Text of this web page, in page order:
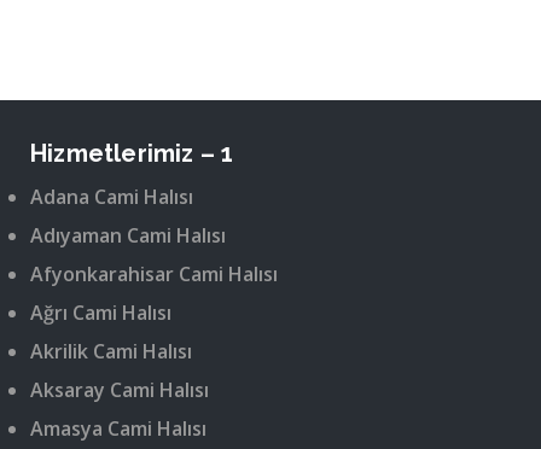
Hizmetlerimiz – 1
Adana Cami Halısı
Adıyaman Cami Halısı
Afyonkarahisar Cami Halısı
Ağrı Cami Halısı
Akrilik Cami Halısı
Aksaray Cami Halısı
Amasya Cami Halısı